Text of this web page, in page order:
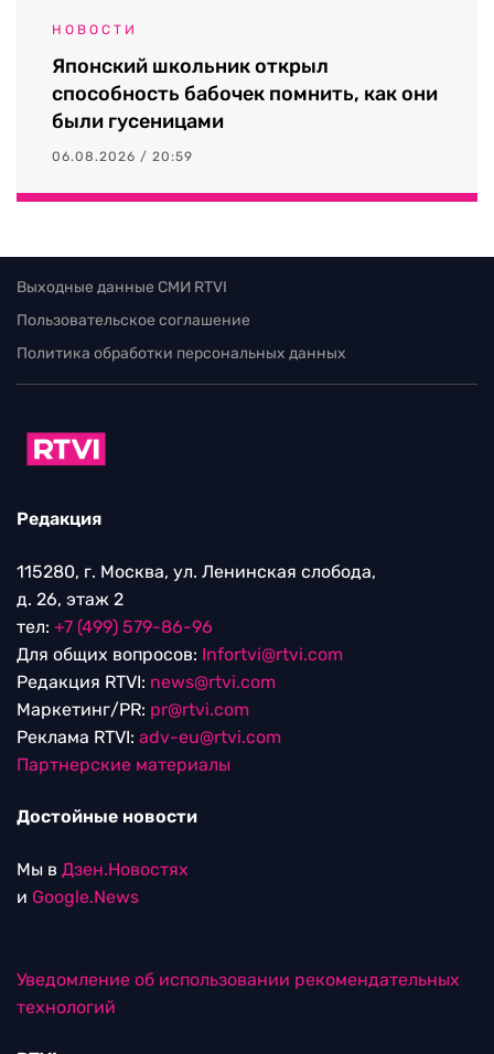
НОВОСТИ
Японский школьник открыл
способность бабочек помнить, как они
были гусеницами
06.08.2026 / 20:59
Выходные данные СМИ RTVI
Пользовательское соглашение
Политика обработки персональных данных
Редакция
115280, г. Москва, ул. Ленинская слобода,
д. 26, этаж 2
тел: +7 (499) 579-86-96
Для общих вопросов: Infortvi@rtvi.com
Редакция RTVI: news@rtvi.com
Маркетинг/PR: pr@rtvi.com
Реклама RTVI: adv-eu@rtvi.com
Партнерские материалы
Достойные новости
Мы в Дзен.Новостях
и Google.News
Уведомление об использовании рекомендательных
технологий